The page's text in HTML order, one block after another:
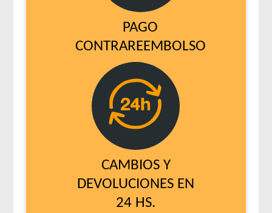
PAGO
CONTRAREEMBOLSO
CAMBIOS Y
DEVOLUCIONES EN
24 HS.